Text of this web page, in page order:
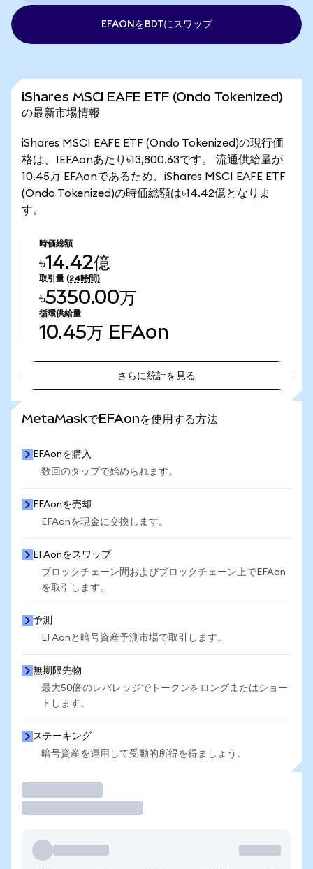
EFAONをBDTにスワップ
iShares MSCI EAFE ETF (Ondo Tokenized)
の最新市場情報
iShares MSCI EAFE ETF (Ondo Tokenized)の現行価
格は、1EFAonあたり৳13,800.63です。 流通供給量が
10.45万 EFAonであるため、iShares MSCI EAFE ETF
(Ondo Tokenized)の時価総額は৳14.42億となりま
す。
時価総額
৳14.42億
取引量 (24時間)
৳5350.00万
循環供給量
10.45万 EFAon
さらに統計を見る
MetaMaskでEFAonを使用する方法
EFAonを購入
数回のタップで始められます。
EFAonを売却
EFAonを現金に交換します。
EFAonをスワップ
ブロックチェーン間およびブロックチェーン上でEFAon
を取引します。
予測
EFAonと暗号資産予測市場で取引します。
無期限先物
最大50倍のレバレッジでトークンをロングまたはショー
トします。
ステーキング
暗号資産を運用して受動的所得を得ましょう。